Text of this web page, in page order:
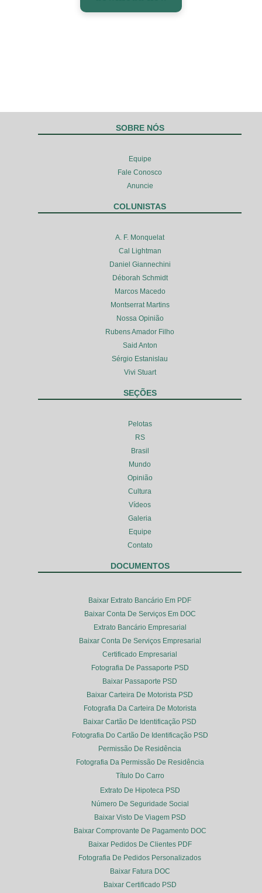
SOBRE NÓS
Equipe
Fale Conosco
Anuncie
COLUNISTAS
A. F. Monquelat
Cal Lightman
Daniel Giannechini
Déborah Schmidt
Marcos Macedo
Montserrat Martins
Nossa Opinião
Rubens Amador Filho
Said Anton
Sérgio Estanislau
Vivi Stuart
SEÇÕES
Pelotas
RS
Brasil
Mundo
Opinião
Cultura
Vídeos
Galeria
Equipe
Contato
DOCUMENTOS
Baixar Extrato Bancário Em PDF
Baixar Conta De Serviços Em DOC
Extrato Bancário Empresarial
Baixar Conta De Serviços Empresarial
Certificado Empresarial
Fotografia De Passaporte PSD
Baixar Passaporte PSD
Baixar Carteira De Motorista PSD
Fotografia Da Carteira De Motorista
Baixar Cartão De Identificação PSD
Fotografia Do Cartão De Identificação PSD
Permissão De Residência
Fotografia Da Permissão De Residência
Título Do Carro
Extrato De Hipoteca PSD
Número De Seguridade Social
Baixar Visto De Viagem PSD
Baixar Comprovante De Pagamento DOC
Baixar Pedidos De Clientes PDF
Fotografia De Pedidos Personalizados
Baixar Fatura DOC
Baixar Certificado PSD